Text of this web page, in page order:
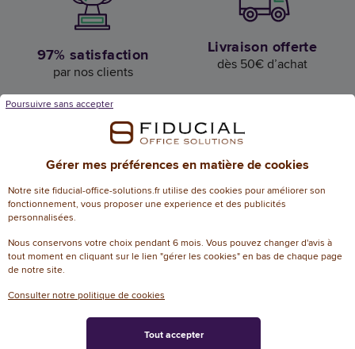
97% satisfaction
par nos clients
Livraison offerte
dès 50€ d’achat
Livraison en 24h
dans votre bureau
d’un accompagnement proche
de vous
Gérer mes préférences en matière de cookies
Notre site fiducial-office-solutions.fr utilise des cookies pour améliorer son
fonctionnement, vous proposer une experience et des publicités
personnalisées.
Nous conservons votre choix pendant 6 mois. Vous pouvez changer d'avis à
tout moment en cliquant sur le lien "gérer les cookies" en bas de chaque page
de notre site.
Consulter notre politique de cookies
Poursuivre sans accepter
Tout accepter